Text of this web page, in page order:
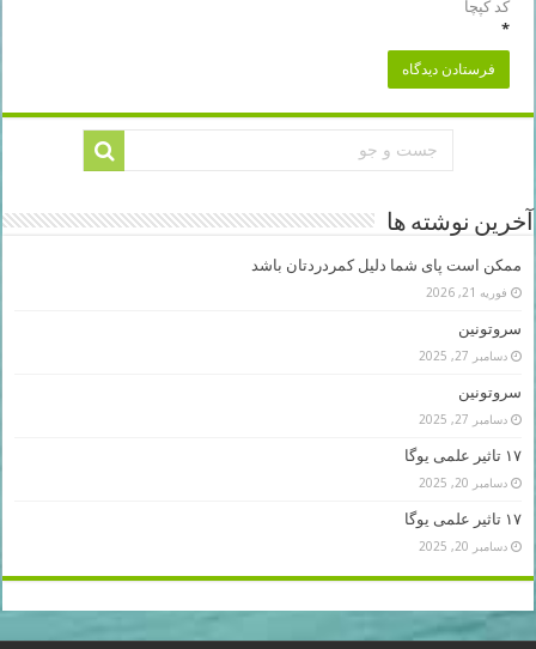
کد کپچا
*
آخرین نوشته ها
ممکن است پای شما دلیل کمردردتان باشد
فوریه 21, 2026
سروتونین
دسامبر 27, 2025
سروتونین
دسامبر 27, 2025
۱۷ تاثیر علمی یوگا
دسامبر 20, 2025
۱۷ تاثیر علمی یوگا
دسامبر 20, 2025